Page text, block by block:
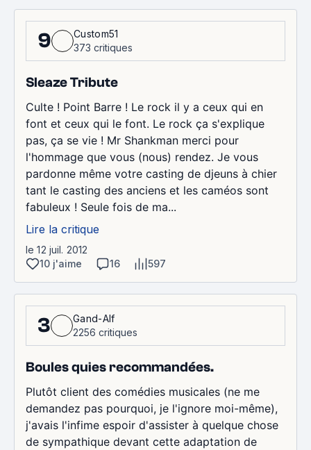
9
Custom51
373 critiques
Sleaze Tribute
Culte ! Point Barre ! Le rock il y a ceux qui en
font et ceux qui le font. Le rock ça s'explique
pas, ça se vie ! Mr Shankman merci pour
l'hommage que vous (nous) rendez. Je vous
pardonne même votre casting de djeuns à chier
tant le casting des anciens et les caméos sont
fabuleux ! Seule fois de ma...
Lire la critique
le 12 juil. 2012
10 j'aime
16 597
3
Gand-Alf
2256 critiques
Boules quies recommandées.
Plutôt client des comédies musicales (ne me
demandez pas pourquoi, je l'ignore moi-même),
j'avais l'infime espoir d'assister à quelque chose
de sympathique devant cette adaptation de